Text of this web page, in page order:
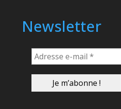
Newsletter